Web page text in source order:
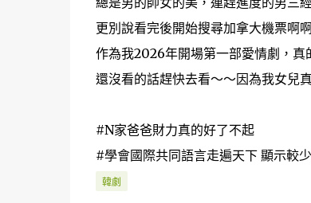
更別說看完後開始搜尋加拿大機票啊
作為我2026年開場第一部愛情劇，真
還沒看的話趕快去看～～因為我女兒
#N家爸爸財力真的好了不起
#學會國際共同語言走遍天下 顯示較少
韓劇